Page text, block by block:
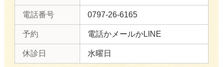
電話番号 0797-26-6165
予約 電話かメールかLINE
休診日 水曜日